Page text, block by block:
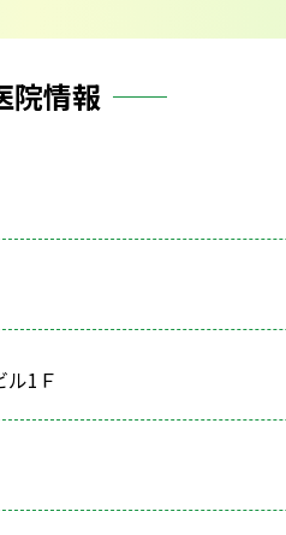
院情報
1Ｆ